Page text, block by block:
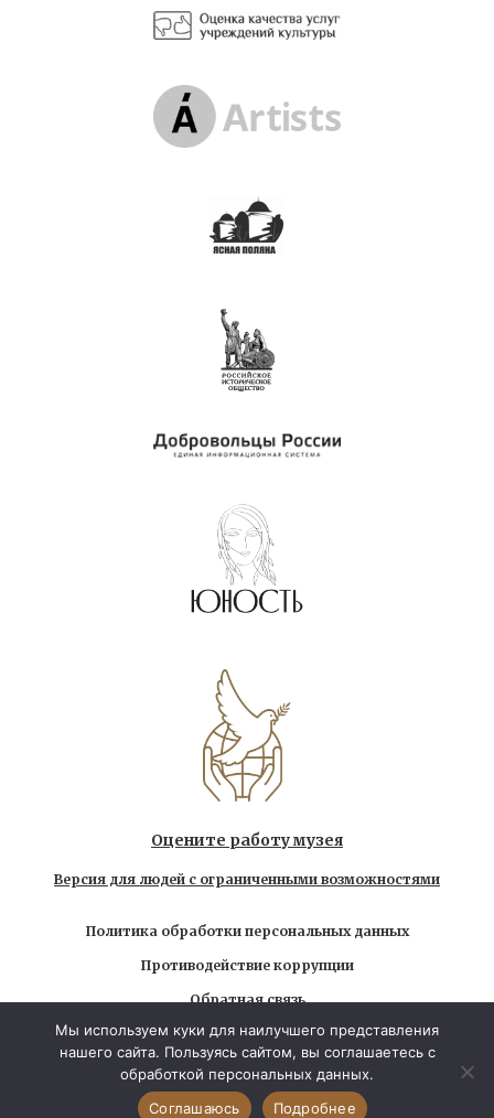
Оцените работу музея
Версия для людей с ограниченными возможностями
Политика обработки персональных данных
Противодействие коррупции
Обратная связь
Использование любых находящихся на сайте
материалов без официального разрешения запрещено
© 2026 Государственный музей-заповедник Л.Н.
Толстого. Все права защищены
Мы используем куки для наилучшего представления
нашего сайта. Пользуясь сайтом, вы соглашаетесь с
обработкой персональных данных.
Соглашаюсь
Подробнее